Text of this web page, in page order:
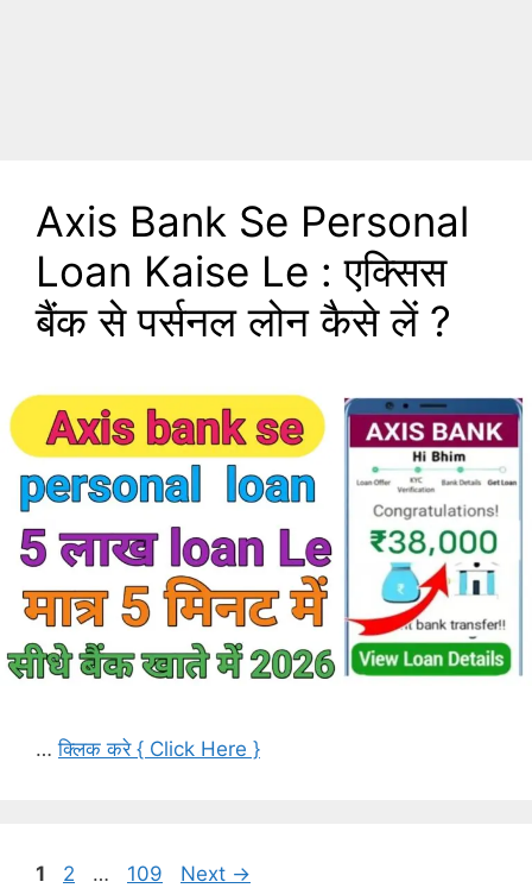
Axis Bank Se Personal
Loan Kaise Le : एक्सिस
बैंक से पर्सनल लोन कैसे लें ?
…क्लिक करे { Click Here }
Page
1 Page
2 … Page
109 Next →